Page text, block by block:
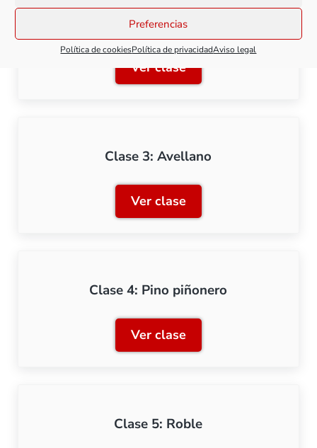
Preferencias
Política de cookiesPolítica de privacidadAviso legal
Clase 2: Abedul
Ver claseClase 2: Abedul
Clase 3: Avellano
Ver claseClase 3: Avellano
Clase 4: Pino piñonero
Ver claseClase 4: Pino piñonero
Clase 5: Roble